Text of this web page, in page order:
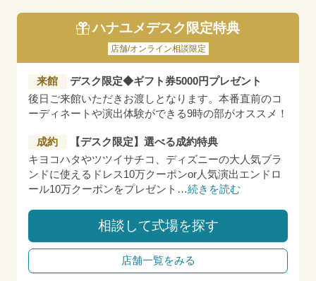
ハナユメデスク限定特典
店舗/オンライン相談限定
来館
デスク限定◆ギフト券5000円プレゼント
後日ご来館いただきお渡しとなります。本番直前のコ
ーディネートや演出体験ができる9時の部がオススメ！
成約
【デスク限定】選べる成約特典
キヨコハタやツツイサチコ、ディズニーの大人気ブラ
ンドに使えるドレス10万クーポンor人気演出エンドロ
ール10万クーポンをプレゼント …続きを読む
相談して式場を探す
店舗一覧をみる